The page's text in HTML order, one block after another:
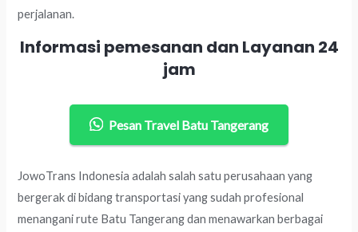
perjalanan.
Informasi pemesanan dan Layanan 24
jam
Pesan Travel Batu Tangerang
JowoTrans Indonesia adalah salah satu perusahaan yang
bergerak di bidang transportasi yang sudah profesional
menangani rute Batu Tangerang dan menawarkan berbagai